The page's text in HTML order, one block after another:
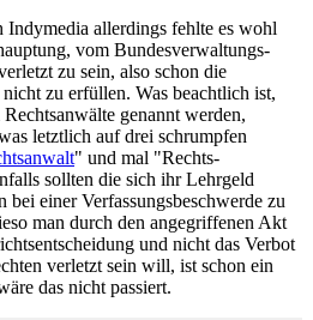
allerdings fehlte es wohl
vom Bundes­verwaltungs­
zu sein, also schon die
zu erfüllen. Was beachtlich ist,
genannt werden,
letztlich auf drei schrumpfen
" und mal "Rechts­
sollten die sich ihr Lehrgeld
bei einer Verfassungs­beschwerde zu
man durch den angegriffenen Akt
und nicht das Verbot
verletzt sein will, ist schon ein
das nicht passiert.